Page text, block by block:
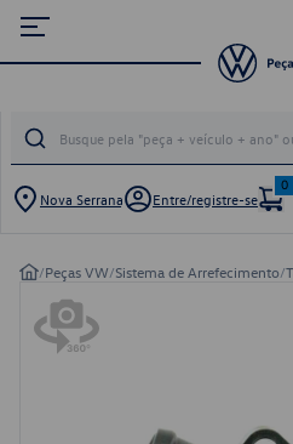
Nova Serrana Entre/registre-se
0
/Peças VW/Sistema de Arrefecimento/